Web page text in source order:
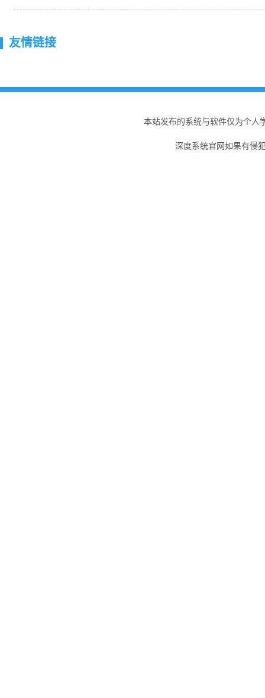
友情链接
本站发布的系统与软件仅为个人
深度系统官网如果有侵